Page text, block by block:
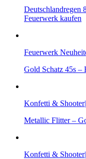
Deutschlandregen
Feuerwerk kaufen
Feuerwerk
Gold Schatz 45s –
Konfetti &
Metallic Flitter –
Konfetti &